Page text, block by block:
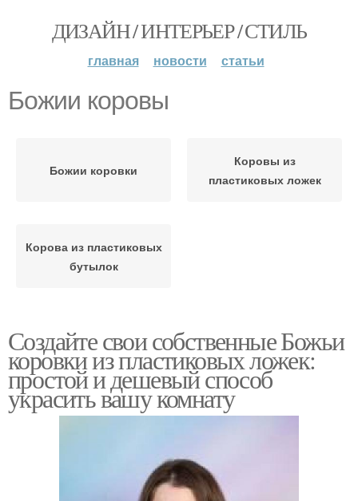
ДИЗАЙН / ИНТЕРЬЕР / СТИЛЬ
главная новости статьи
Божии коровы
Божии коровки
Коровы из
пластиковых ложек
Корова из пластиковых
бутылок
Создайте свои собственные Божьи
коровки из пластиковых ложек:
простой и дешевый способ
украсить вашу комнату